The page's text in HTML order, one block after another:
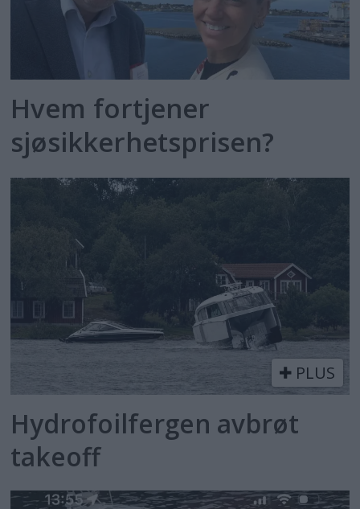
Hvem fortjener
sjøsikkerhetsprisen?
PLUS
Hydrofoilfergen avbrøt
takeoff